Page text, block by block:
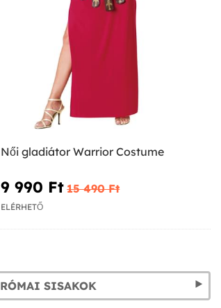
Női gladiátor Warrior Costume
9 990 Ft‎ 15 490 Ft‎
ELÉRHETŐ
RÓMAI SISAKOK